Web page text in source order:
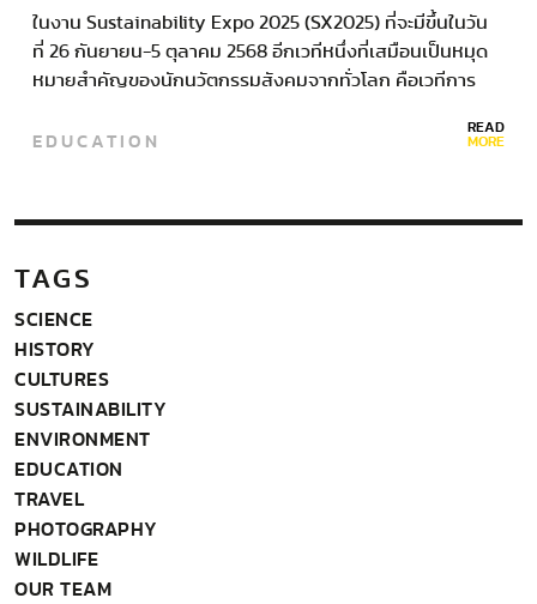
การแข่งขัน Enactus World Cup 2025
ในงาน Sustainability Expo 2025 (SX2025) ที่จะมีขึ้นในวัน
ที่ 26 กันยายน-5 ตุลาคม 2568 อีกเวทีหนึ่งที่เสมือนเป็นหมุด
หมายสำคัญของนักนวัตกรรมสังคมจากทั่วโลก คือเวทีการ
EDUCATION READ
MORE
TAGS
SCIENCE
HISTORY
CULTURES
SUSTAINABILITY
ENVIRONMENT
EDUCATION
TRAVEL
PHOTOGRAPHY
WILDLIFE
OUR TEAM